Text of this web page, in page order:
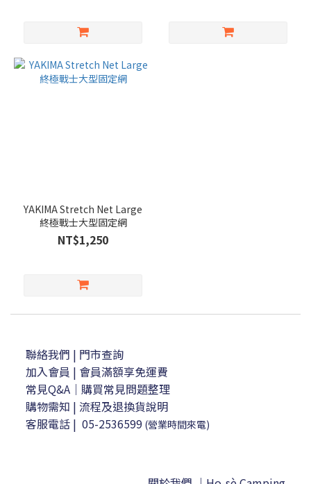
YAKIMA Stretch Net Large
終極戰士大型固定網
NT$1,250
聯絡我們 | 門市查詢
加入會員 | 會員滿額享免運費
常見Q&A｜購買常見問題整理
購物需知 | 流程及退換貨說明
客服電話 | 05-2536599 (營業時間來電)